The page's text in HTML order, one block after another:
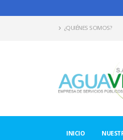
¿QUIÉNES SOMOS?
INICIO